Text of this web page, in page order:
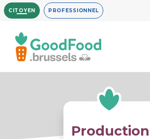
Aller
au
contenu
principal
CITOYEN PROFESSIONNEL
Production